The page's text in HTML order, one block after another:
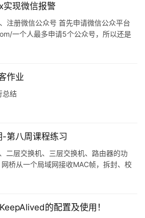
实现微信报警
注册微信公众号 首先申请微信公众平台
一个人最多申请5个公众号，所以还是
信号。 就可以看到用户数了，接下来的
。就是…
作业
总结
第八周课程练习
二层交换机、三层交换机、路由器的功
桥从一个局域网接收MAC帧，拆封、校
，因此不处理数据链路层以上层次协议
离，同时把所有节点…
KeepAlived的配置及使用！